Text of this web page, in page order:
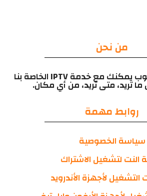
من نحن
نحن متجر رويال شوب يمكنك مع خدمة IPTV الخاصة بنا
تريد، متى تريد، من أي مكان.
روابط مهمة
سياسة الخصوصية
النت لتشغيل الاشتراك
التشغيل لأجهزة الأندرويد